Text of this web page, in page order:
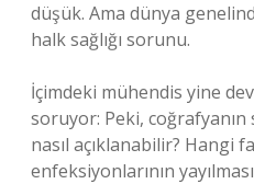
düşük. Ama dünya
halk sağlığı sorunu.
İçimdeki mühendis yine
soruyor: Peki,
nasıl açıklanabilir? Hangi
enfeksiyonlarının